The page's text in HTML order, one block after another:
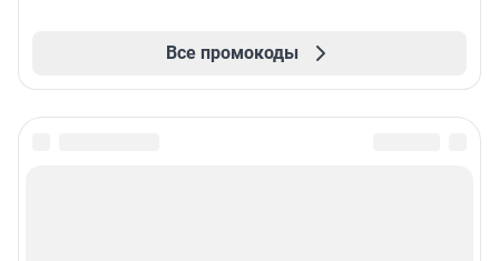
Все промокоды